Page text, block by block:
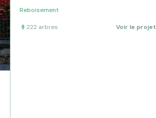
Reboisement
222 arbres Voir le projet